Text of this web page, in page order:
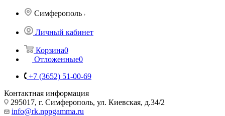
Симферополь
Личный кабинет
Корзина0
Отложенные0
+7 (3652) 51-00-69
Контактная информация
295017, г. Симферополь, ул. Киевская, д.34/2
info@rk.nppgamma.ru